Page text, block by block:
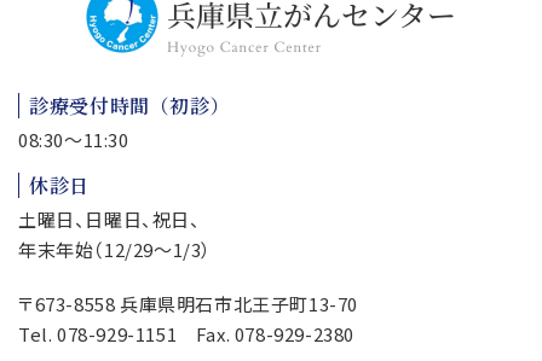
診療受付時間（初診）
08:30～11:30
休診日
土曜日、日曜日、祝日、
年末年始（12/29～1/3）
〒673-8558 兵庫県明石市北王子町13-70
Tel. 078-929-1151 Fax. 078-929-2380